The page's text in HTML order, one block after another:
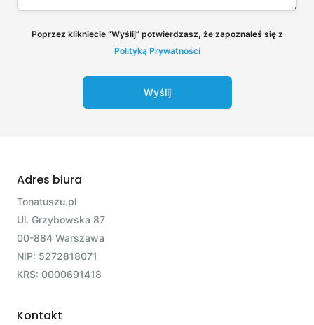
Poprzez klikniecie “Wyślij” potwierdzasz, że zapoznałeś się z
Polityką Prywatności
Wyślij
Adres biura
Tonatuszu.pl
Ul. Grzybowska 87
00-884 Warszawa
NIP: 5272818071
KRS: 0000691418
Kontakt